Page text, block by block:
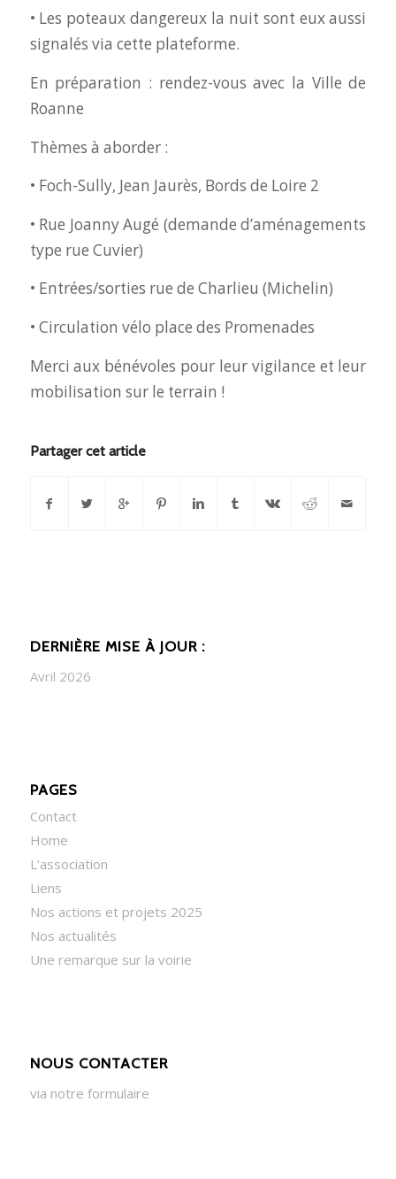
• Les poteaux dangereux la nuit sont eux aussi
signalés via cette plateforme.
En préparation : rendez-vous avec la Ville de
Roanne
Thèmes à aborder :
• Foch-Sully, Jean Jaurès, Bords de Loire 2
• Rue Joanny Augé (demande d’aménagements
type rue Cuvier)
• Entrées/sorties rue de Charlieu (Michelin)
• Circulation vélo place des Promenades
Merci aux bénévoles pour leur vigilance et leur
mobilisation sur le terrain !
Partager cet article
DERNIÈRE MISE À JOUR :
Avril 2026
PAGES
Contact
Home
L’association
Liens
Nos actions et projets 2025
Nos actualités
Une remarque sur la voirie
NOUS CONTACTER
via notre formulaire